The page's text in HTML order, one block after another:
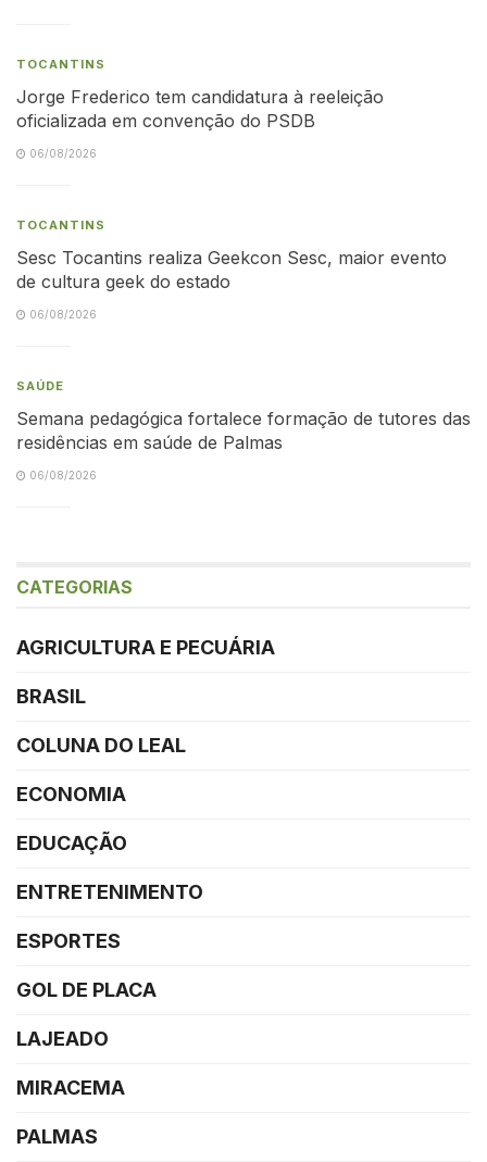
TOCANTINS
Jorge Frederico tem candidatura à reeleição
oficializada em convenção do PSDB
06/08/2026
TOCANTINS
Sesc Tocantins realiza Geekcon Sesc, maior evento
de cultura geek do estado
06/08/2026
SAÚDE
Semana pedagógica fortalece formação de tutores das
residências em saúde de Palmas
06/08/2026
CATEGORIAS
AGRICULTURA E PECUÁRIA
BRASIL
COLUNA DO LEAL
ECONOMIA
EDUCAÇÃO
ENTRETENIMENTO
ESPORTES
GOL DE PLACA
LAJEADO
MIRACEMA
PALMAS